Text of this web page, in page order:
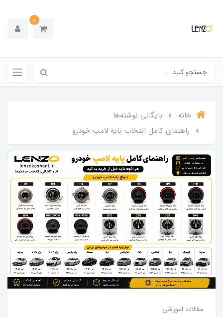
0
خانه
بایگانی نوشته‌ها
راهنمای کامل انتخاب پایه لامپ خودرو
مقالات اموزشی